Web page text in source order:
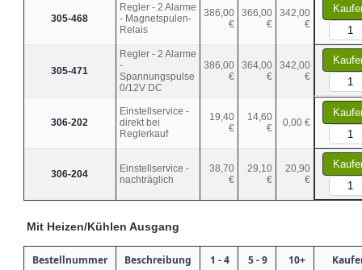
305-468
Regler - 2 Alarme
- Magnetspulen-
Relais
386,00
€
366,00
€
342,00
€
305-471
Regler - 2 Alarme
-
Spannungspulse
0/12V DC
386,00
€
364,00
€
342,00
€
306-202
Einstellservice -
direkt bei
Reglerkauf
19,40
€
14,60
€
0,00 €
306-204
Einstellservice -
nachträglich
38,70
€
29,10
€
20,90
€
Mit Heizen/Kühlen Ausgang
Bestellnummer Beschreibung 1 - 4 5 - 9 10+